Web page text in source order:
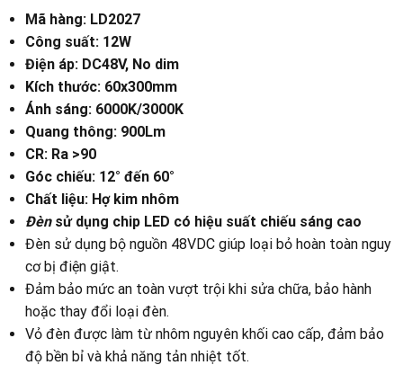
Mã hàng: LD2027
Công suất: 12W
Điện áp: DC48V, No dim
Kích thước: 60x300mm
Ánh sáng: 6000K/3000K
Quang thông: 900Lm
CR: Ra >90
Góc chiếu: 12° đến 60°
Chất liệu: Hợ kim nhôm
Đèn sử dụng chip LED có hiệu suất chiếu sáng cao
Đèn sử dụng bộ nguồn 48VDC giúp loại bỏ hoàn toàn nguy
cơ bị điện giật.
Đảm bảo mức an toàn vượt trội khi sửa chữa, bảo hành
hoặc thay đổi loại đèn.
Vỏ đèn được làm từ nhôm nguyên khối cao cấp, đảm bảo
độ bền bỉ và khả năng tản nhiệt tốt.